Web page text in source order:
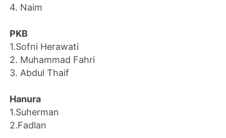
4. Naim
PKB
1.Sofni Herawati
2. Muhammad Fahri
3. Abdul Thaif
Hanura
1.Suherman
2.Fadlan